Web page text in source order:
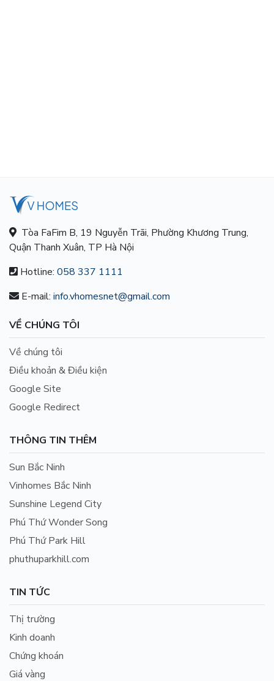
Tòa FaFim B, 19 Nguyễn Trãi, Phường Khương Trung,
Quận Thanh Xuân, TP Hà Nội
Hotline: 058 337 1111
E-mail: info.vhomesnet@gmail.com
VỀ CHÚNG TÔI
Về chúng tôi
Điều khoản & Điều kiện
Google Site
Google Redirect
THÔNG TIN THÊM
Sun Bắc Ninh
Vinhomes Bắc Ninh
Sunshine Legend City
Phú Thứ Wonder Song
Phú Thứ Park Hill
phuthuparkhill.com
TIN TỨC
Thị trường
Kinh doanh
Chứng khoán
Giá vàng